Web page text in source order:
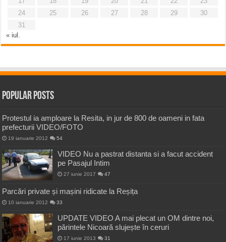
24
25 26 27 28 29
30
31
« iul.
Popular Posts
Protestul ia amploare la Resita, in jur de 800 de oameni in fata
prefecturii VIDEO/FOTO
19 ianuarie 2012 54
VIDEO Nu a pastrat distanta si a facut accident
pe Pasajul Intim
27 iunie 2017 47
Parcări private și mașini ridicate la Reșița
10 ianuarie 2012 33
UPDATE VIDEO A mai plecat un OM dintre noi,
părintele Nicoară slujește în ceruri
17 iunie 2013 31